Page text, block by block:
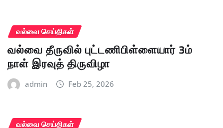
வல்வை செய்திகள்
வல்வை தீருவில் புட்டணிபிள்ளையார் 3ம்
நாள் இரவுத் திருவிழா
admin Feb 25, 2026
வல்வை செய்திகள்